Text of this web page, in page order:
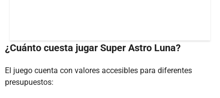
¿Cuánto cuesta jugar Super Astro Luna?
El juego cuenta con valores accesibles para diferentes
presupuestos: